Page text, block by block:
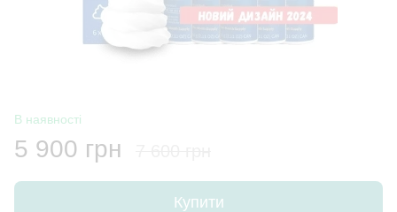
В наявності
5 900 грн
Купити